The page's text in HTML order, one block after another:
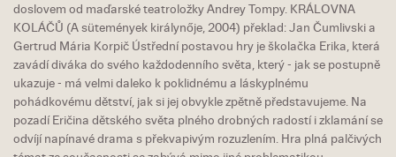
doslovem od maďarské teatroložky Andrey Tompy. KRÁLOVNA
KOLÁČŮ (A sütemények királynője, 2004) překlad: Jan Čumlivski a
Gertrud Mária Korpič Ústřední postavou hry je školačka Erika, která
zavádí diváka do svého každodenního světa, který - jak se postupně
ukazuje - má velmi daleko k poklidnému a láskyplnému
pohádkovému dětství, jak si jej obvykle zpětně představujeme. Na
pozadí Eričina dětského světa plného drobných radostí i zklamání se
odvíjí napínavé drama s překvapivým rozuzlením. Hra plná palčivých